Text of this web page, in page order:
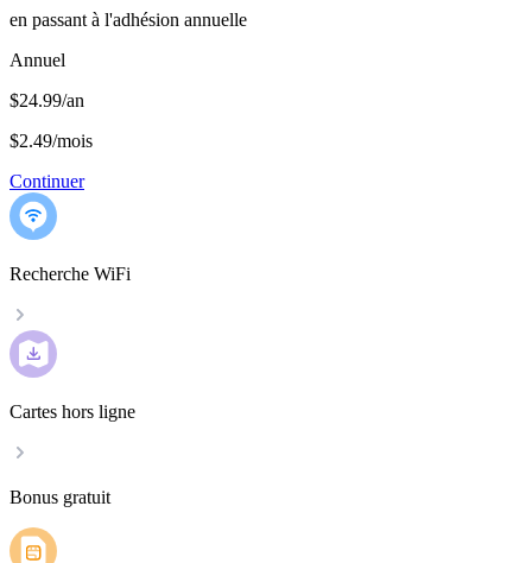
en passant à l'adhésion annuelle
Annuel
$24.99/an
$2.49/mois
Continuer
Recherche WiFi
Cartes hors ligne
Bonus gratuit